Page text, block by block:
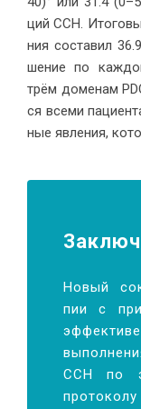
ций CCH.
ния со­ста­вил
ше­ние по
трём до­ме­нам
ся все­ми
ные яв­ле­ния,
Но­вый
пии с
CCH по